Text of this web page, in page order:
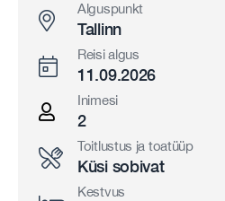
Alguspunkt
Tallinn
Reisi algus
11.09.2026
Inimesi
2
Toitlustus ja toatüüp
Küsi sobivat
Kestvus